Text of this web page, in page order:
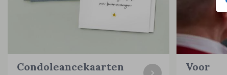
Condoleancekaarten Voor